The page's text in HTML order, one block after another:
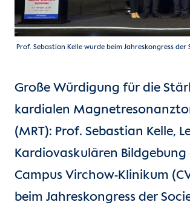
Prof. Sebastian Kelle wurde beim Jahreskongress der
Große Würdigung für die
kardialen
(MRT): Prof. Sebastian Kelle,
Kardiovaskulären Bildgebung
Campus Virchow-Klinikum
beim Jahreskongress der